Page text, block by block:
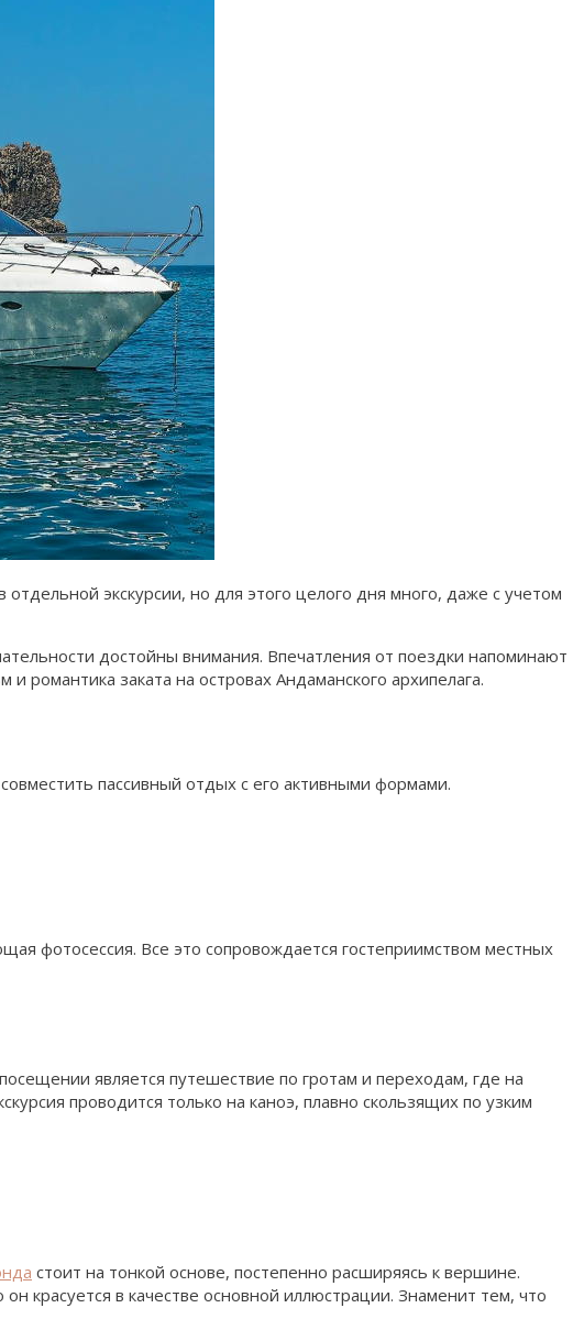
экскурсии, но для этого целого дня много, даже с учетом
достойны внимания. Впечатления от поездки напоминают
романтика заката на островах Андаманского архипелага.
пассивный отдых с его активными формами.
фотосессия. Все это сопровождается гостеприимством местных
является путешествие по гротам и переходам, где на
проводится только на каноэ, плавно скользящих по узким
стоит на тонкой основе, постепенно расширяясь к вершине.
красуется в качестве основной иллюстрации. Знаменит тем, что